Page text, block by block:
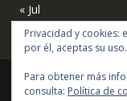
« Jul
Privacidad y cookies:
por él, aceptas su uso.
Para obtener más
consulta: Política de